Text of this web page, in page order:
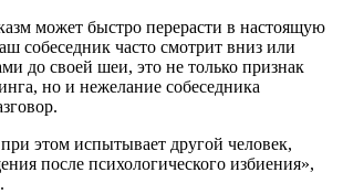
может быстро перерасти в настоящую
собеседник часто смотрит вниз или
до своей шеи, это не только признак
но и нежелание собеседника
этом испытывает другой человек,
после психологического избиения»,